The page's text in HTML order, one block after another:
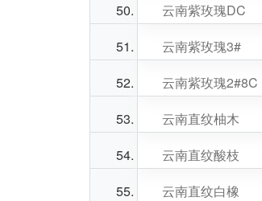
云南紫玫瑰DC
云南紫玫瑰3#
云南紫玫瑰2#8C
云南直纹柚木
云南直纹酸枝
云南直纹白橡